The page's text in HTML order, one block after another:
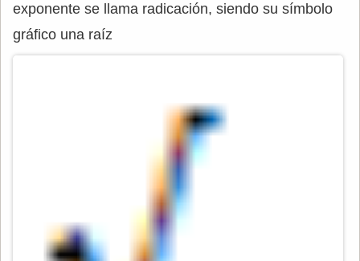
exponente se llama radicación, siendo su símbolo
gráfico una raíz